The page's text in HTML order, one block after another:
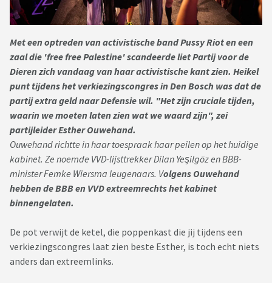
Met een optreden van activistische band Pussy Riot en een
zaal die 'free free Palestine' scandeerde liet Partij voor de
Dieren zich vandaag van haar activistische kant zien. Heikel
punt tijdens het verkiezingscongres in Den Bosch was dat de
partij extra geld naar Defensie wil. "Het zijn cruciale tijden,
waarin we moeten laten zien wat we waard zijn", zei
partijleider Esther Ouwehand.
Ouwehand richtte in haar toespraak haar peilen op het huidige
kabinet. Ze noemde VVD-lijsttrekker Dilan Yeşilgöz en BBB-
minister Femke Wiersma leugenaars. Volgens Ouwehand
hebben de BBB en VVD extreemrechts het kabinet
binnengelaten.
De pot verwijt de ketel, die poppenkast die jij tijdens een
verkiezingscongres laat zien beste Esther, is toch echt niets
anders dan extreemlinks.